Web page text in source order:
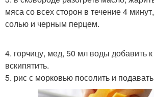
мяса со всех сторон в течение 4
солью и черным перцем.
4. горчицу, мед, 50 мл воды добавить
вскипятить.
5. рис с морковью посолить и